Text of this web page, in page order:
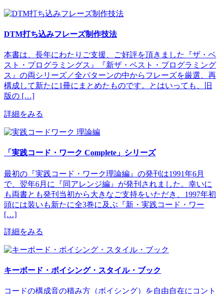
DTM打ち込みフレーズ制作技法
本書は、長年にわたりご支援、ご好評を頂きました『ザ・ベ
スト・プログラミングス』『新ザ・ベスト・プログラミング
ス』の両シリーズ／全パターンの中からフレーズを厳選、再
構成して新たに1冊にまとめたものです。とはいっても、旧
版の […]
詳細をみる
「実践コード・ワーク Complete」シリーズ
最初の『実践コード・ワーク理論編』の発刊は1991年6月
で、翌年6月に『同アレンジ編』が発刊されました。幸いに
も両書とも発刊当初から大きなご支持をいただき、1997年初
頭には装いも新たに全3巻に及ぶ『新・実践コード・ワー
[…]
詳細をみる
キーボード・ボイシング・スタイル・ブック
コードの構成音の積み方（ボイシング）を自由自在にコント